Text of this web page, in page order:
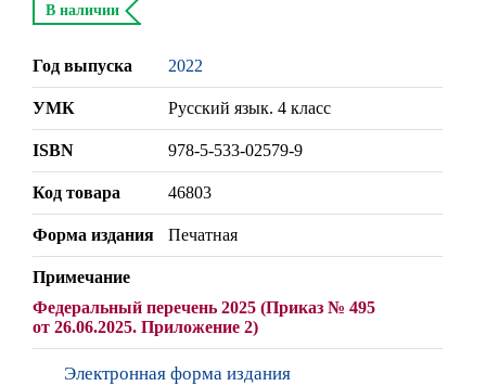
В наличии
Год выпуска 2022
УМК Русский язык. 4 класс
ISBN 978-5-533-02579-9
Код товара 46803
Форма издания Печатная
Примечание
Федеральный перечень 2025 (Приказ № 495
от 26.06.2025. Приложение 2)
Электронная форма издания